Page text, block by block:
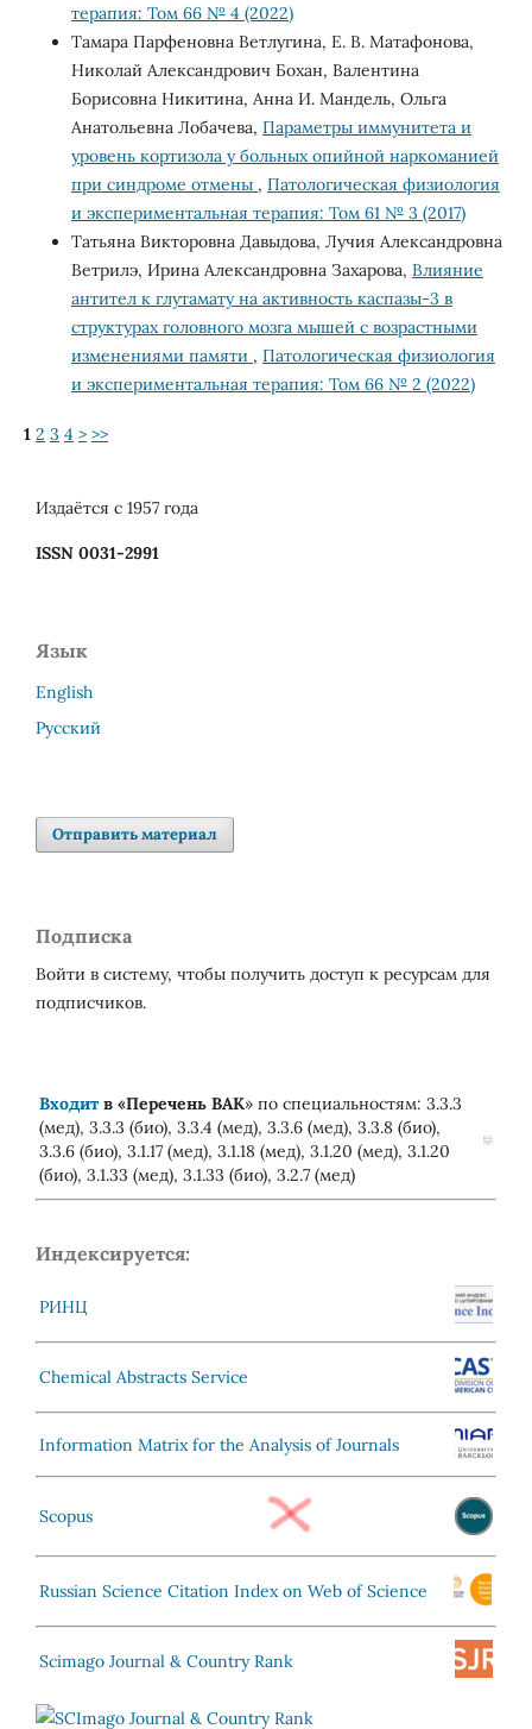
терапия: Том 66 № 4 (2022)
Тамара Парфеновна Ветлугина, Е. В. Матафонова,
Николай Александрович Бохан, Валентина
Борисовна Никитина, Анна И. Мандель, Ольга
Анатольевна Лобачева, Параметры иммунитета и
уровень кортизола у больных опийной наркоманией
при синдроме отмены , Патологическая физиология
и экспериментальная терапия: Том 61 № 3 (2017)
Татьяна Викторовна Давыдова, Лучия Александровна
Ветрилэ, Ирина Александровна Захарова, Влияние
антител к глутамату на активность каспазы-3 в
структурах головного мозга мышей с возрастными
изменениями памяти , Патологическая физиология
и экспериментальная терапия: Том 66 № 2 (2022)
1 2 3 4 > >>
Издаётся с 1957 года
ISSN 0031-2991
Язык
English
Русский
Отправить материал
Подписка
Войти в систему, чтобы получить доступ к ресурсам для
подписчиков.
Входит в «Перечень ВАК» по специальностям: 3.3.3
(мед), 3.3.3 (био), 3.3.4 (мед), 3.3.6 (мед), 3.3.8 (био),
3.3.6 (био), 3.1.17 (мед), 3.1.18 (мед), 3.1.20 (мед), 3.1.20
(био), 3.1.33 (мед), 3.1.33 (био), 3.2.7 (мед)
Индексируется:
РИНЦ
Chemical Abstracts Service
Information Matrix for the Analysis of Journals
Scopus
Russian Science Citation Index on Web of Science
Scimago Journal & Country Rank